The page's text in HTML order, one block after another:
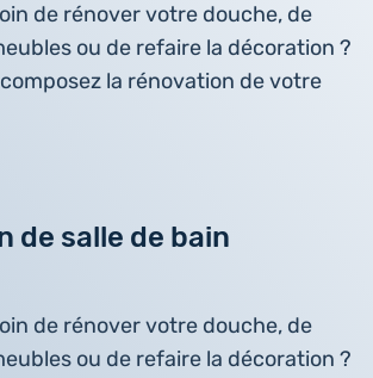
de salle de bain
de rénover votre douche, de
ou de refaire la décoration ?
de rénover votre douche, de
ou de refaire la décoration ?
la rénovation de votre